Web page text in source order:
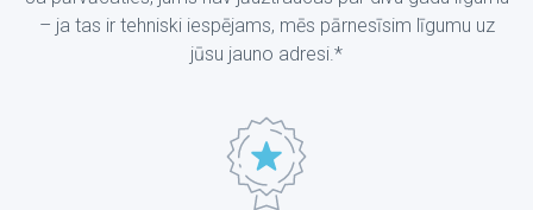
– ja tas ir tehniski iespējams, mēs pārnesīsim līgumu uz
jūsu jauno adresi.*